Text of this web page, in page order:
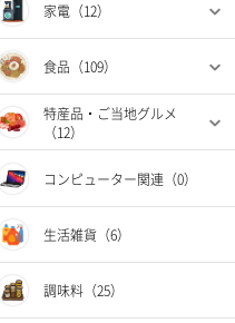
家電（12）
食品（109）
特産品・ご当地グルメ
（12）
コンピューター関連（0）
生活雑貨（6）
調味料（25）